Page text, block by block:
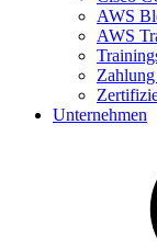
AWS
AWS
Unternehmen